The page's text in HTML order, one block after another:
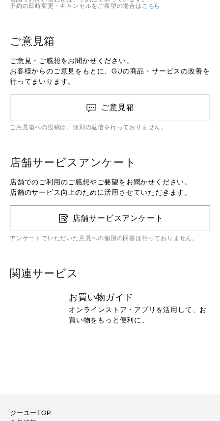
予約の日時変更・キャンセルをご希望の場合は こちら
ご意見箱
ご意見・ご感想をお聞かせください。
お客様からのご意見をもとに、GUの商品・サービスの改善を
行ってまいります。
ご意見箱
ご意見箱への投稿は、個別の返信を行っておりません。
店舗サービスアンケート
店舗でのご利用のご感想やご要望をお聞かせください。
店舗のサービス向上のために活用させていただきます。
店舗サービスアンケート
アンケートでいただいた意見への個別の回答は行っておりません。
関連サービス
お買い物ガイド
オンラインストア・アプリを活用して、お
買い物をもっと便利に。
ジーユーTOP